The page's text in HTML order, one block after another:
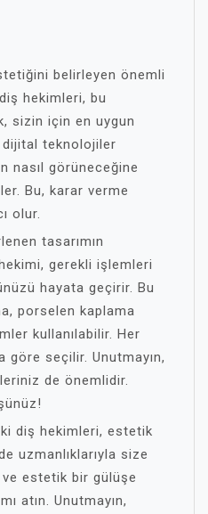
belirleyen önemli
hekimleri, bu
sizin için en uygun
dijital teknolojiler
nasıl görüneceğine
Bu, karar verme
olur.
tasarımın
gerekli işlemleri
hayata geçirir. Bu
porselen kaplama
kullanılabilir. Her
göre seçilir. Unutmayın,
de önemlidir.
diş hekimleri, estetik
uzmanlıklarıyla size
ve estetik bir gülüşe
atın. Unutmayın,